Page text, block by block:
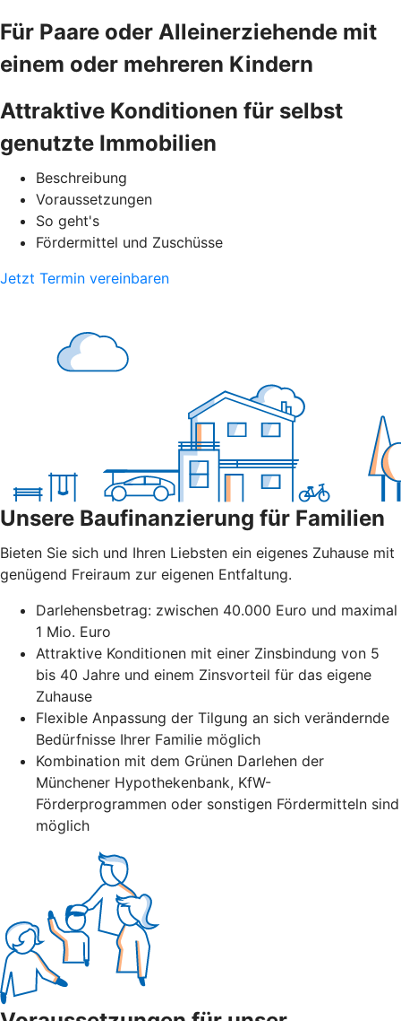
Für Paare oder Alleinerziehende mit
einem oder mehreren Kindern
Attraktive Konditionen für selbst
genutzte Immobilien
Beschreibung
Voraussetzungen
So geht's
Fördermittel und Zuschüsse
Jetzt Termin vereinbaren
Unsere Baufinanzierung für Familien
Bieten Sie sich und Ihren Liebsten ein eigenes Zuhause mit
genügend Freiraum zur eigenen Entfaltung.
Darlehensbetrag: zwischen 40.000 Euro und maximal
1 Mio. Euro
Attraktive Konditionen mit einer Zinsbindung von 5
bis 40 Jahre und einem Zinsvorteil für das eigene
Zuhause
Flexible Anpassung der Tilgung an sich verändernde
Bedürfnisse Ihrer Familie möglich
Kombination mit dem Grünen Darlehen der
Münchener Hypothekenbank, KfW-
Förderprogrammen oder sonstigen Fördermitteln sind
möglich